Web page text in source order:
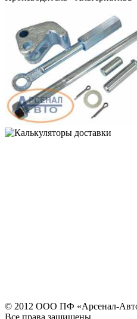
© 2012 ООО ПФ «Арсенал-
Все права защищены.